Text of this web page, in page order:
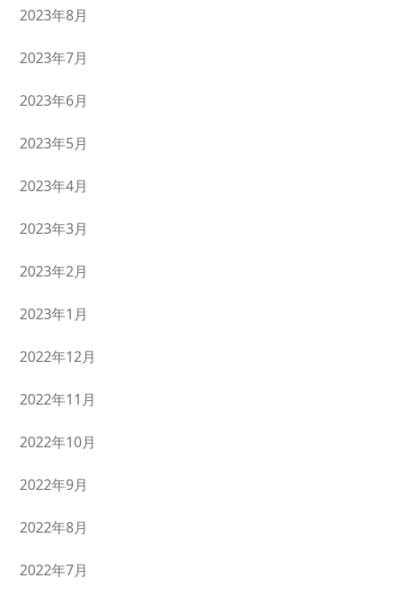
2023年8月
2023年7月
2023年6月
2023年5月
2023年4月
2023年3月
2023年2月
2023年1月
2022年12月
2022年11月
2022年10月
2022年9月
2022年8月
2022年7月